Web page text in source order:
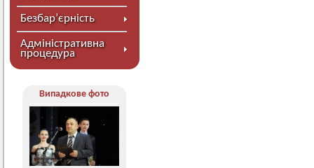
Безбар’єрність
Адміністративна
процедура
Випадкове фото